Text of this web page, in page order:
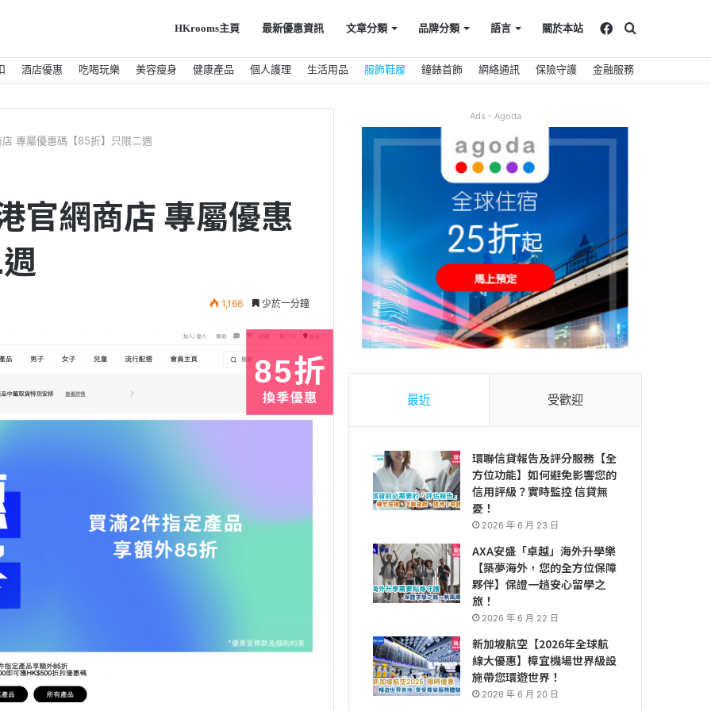
HKrooms主頁 最新優惠資訊 文章分類 品牌分類 語言 關於本站 搜
尋
Facebook
酒店優惠 吃喝玩樂 美容瘦身 健康產品 個人護理 生活用品 服飾鞋履 鐘錶首飾 網絡通訊 保險守護 金融服務
專屬優惠碼【85折】只限二週
官網商店 專屬優惠
1,166 少於一分鐘
Ads - Agoda
最近 受歡迎
環聯信貸報告及評分服務【全
方位功能】如何避免影響您的
信用評級？實時監控 信貸無
憂！
2026 年 6 月 23 日
AXA安盛「卓越」海外升學樂
【築夢海外，您的全方位保障
夥伴】保證一趟安心留學之
旅！
2026 年 6 月 22 日
新加坡航空【2026年全球航
線大優惠】樟宜機場世界級設
施帶您環遊世界！
2026 年 6 月 20 日